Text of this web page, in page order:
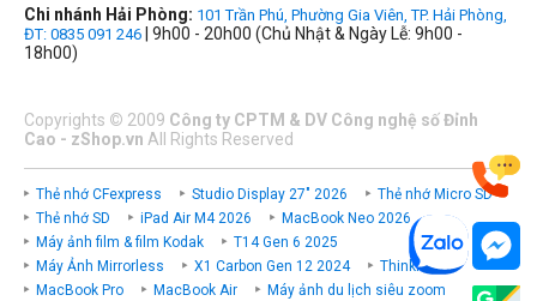
Chi nhánh Hải Phòng: 101 Trần Phú, Phường Gia Viên, TP. Hải Phòng,
ĐT: 0835 091 246 | 9h00 - 20h00 (Chủ Nhật & Ngày Lễ: 9h00 -
18h00)
Copyrights © 2009 Công ty CPTM & DV Công nghệ số Đỉnh
Cao - zShop.vn All Rights Reserved
Thẻ nhớ CFexpress Studio Display 27" 2026
Thẻ nhớ Micro SD
Thẻ nhớ SD
iPad Air M4 2026
MacBook Neo 2026
Máy ảnh film & film Kodak
T14 Gen 6 2025
Máy Ảnh Mirrorless
X1 Carbon Gen 12 2024
ThinkPad P
MacBook Pro
MacBook Air Máy ảnh du lịch siêu zoom